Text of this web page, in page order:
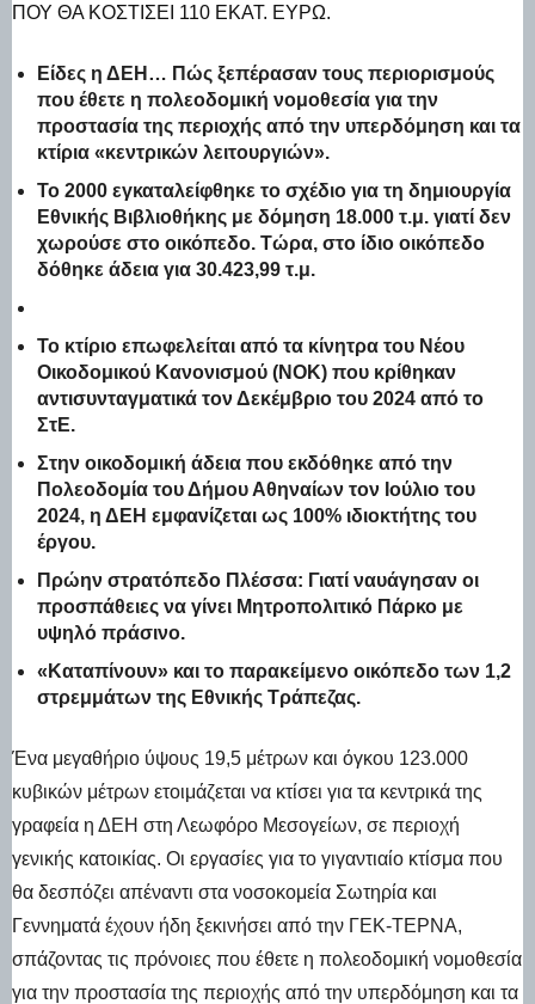
ΠΟΥ ΘΑ ΚΟΣΤΊΣΕΙ 110 ΕΚΑΤ. ΕΥΡΏ.
Είδες η ΔΕΗ… Πώς ξεπέρασαν τους περιορισμούς
που έθετε η πολεοδομική νομοθεσία για την
προστασία της περιοχής από την υπερδόμηση και τα
κτίρια «κεντρικών λειτουργιών».
Το 2000 εγκαταλείφθηκε το σχέδιο για τη δημιουργία
Εθνικής Βιβλιοθήκης με δόμηση 18.000 τ.μ. γιατί δεν
χωρούσε στο οικόπεδο. Τώρα, στο ίδιο οικόπεδο
δόθηκε άδεια για 30.423,99 τ.μ.
Το κτίριο επωφελείται από τα κίνητρα του Νέου
Οικοδομικού Κανονισμού (ΝΟΚ) που κρίθηκαν
αντισυνταγματικά τον Δεκέμβριο του 2024 από το
ΣτΕ.
Στην οικοδομική άδεια που εκδόθηκε από την
Πολεοδομία του Δήμου Αθηναίων τον Ιούλιο του
2024, η ΔΕΗ εμφανίζεται ως 100% ιδιοκτήτης του
έργου.
Πρώην στρατόπεδο Πλέσσα: Γιατί ναυάγησαν οι
προσπάθειες να γίνει Μητροπολιτικό Πάρκο με
υψηλό πράσινο.
«Καταπίνουν» και το παρακείμενο οικόπεδο των 1,2
στρεμμάτων της Εθνικής Τράπεζας.
Ένα μεγαθήριο ύψους 19,5 μέτρων και όγκου 123.000
κυβικών μέτρων ετοιμάζεται να κτίσει για τα κεντρικά της
γραφεία η ΔΕΗ στη Λεωφόρο Μεσογείων, σε περιοχή
γενικής κατοικίας. Οι εργασίες για το γιγαντιαίο κτίσμα που
θα δεσπόζει απέναντι στα νοσοκομεία Σωτηρία και
Γεννηματά έχουν ήδη ξεκινήσει από την ΓΕΚ-ΤΕΡΝΑ,
σπάζοντας τις πρόνοιες που έθετε η πολεοδομική νομοθεσία
για την προστασία της περιοχής από την υπερδόμηση και τα